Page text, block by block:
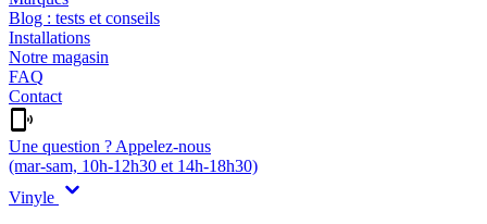
Blog : tests et conseils
Installations
Notre magasin
FAQ
Contact
Une question ? Appelez-nous
(mar-sam, 10h-12h30 et 14h-18h30)
Vinyle